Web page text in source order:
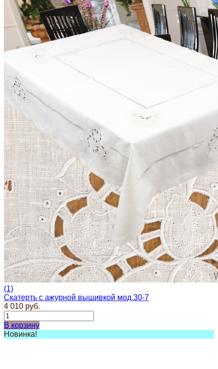
(1)
Скатерть с ажурной вышивкой мод.30-7
4 010 руб.
В корзину
Новинка!